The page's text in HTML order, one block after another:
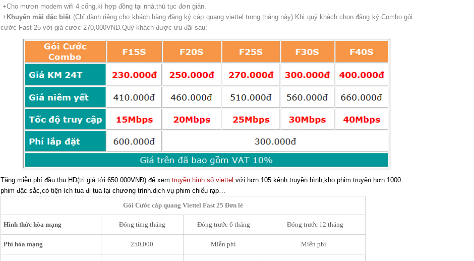
+Cho mượn modem wifi 4 cổng,kí hợp đồng tại nhà,thủ tục đơn giản.
+ Khuyến mãi đặc biệt (Chỉ dành riêng cho khách hàng đăng ký cáp quang viettel trong tháng này):Khi quý khách chọn đăng ký Combo gói
cước Fast 25 với giá cước 270,000VNĐ.Quý khách được ưu đãi sau:
Tặng miễn phí đầu thu HD(trị giá tới 650.000VNĐ) để xem truyền hình số viettel với hơn 105 kênh truyền hình,kho phim truyện hơn 1000
phim đậc sắc,có tiện ích tua đi tua lại chương trình.dịch vụ phim chiếu rạp…
Gói Cước cáp quang Viettel Fast 25 Đơn lẻ
Hình thức hòa mạng Đóng từng tháng Đóng trước 6 tháng Đóng trước 12 tháng
Phí hòa mạng 250,000 Miễn phí Miễn phí